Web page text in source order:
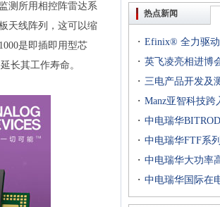
测所用相控阵雷达系
天线阵列，这可以缩
是即插即用型芯
长其工作寿命。
热点新闻
· Efinix® 全力驱
出Trion™ T20
到二十万逻辑单元
· 英飞凌亮相进博
· 三电产品开发及
专场成功举行
· Manz亚智科技
扇出型封装提供化
用等生产设备解决
· 中电瑞华
利交付北汽新能源
· 中电瑞华FTF系
京新能源汽车股份
· 中电瑞华大功率
统成功交付中电熊
· 中电瑞华国际在
评研讨会上演绎先